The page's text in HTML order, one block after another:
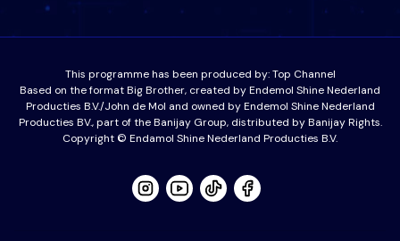
This programme has been produced by:Top Channel
Based on the format Big Brother, created by Endemol Shine Nederland
Producties B.V./John de Mol and owned by Endemol Shine Nederland
Producties BV., part of the Banijay Group, distributed by Banijay Rights.
Copyright © Endamol Shine Nederland Producties B.V.